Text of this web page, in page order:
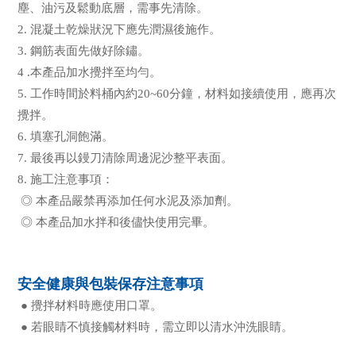
塵、油污及鬆動底層，需事先清除。
2. 混凝土乾燥狀況下應先潤濕後施作。
3. 鋼筋表面先做好除鏽。
4 .本產品加水攪拌至均勻。
5. 工作時間於料桶內約20~60分鐘，材料如接續使用，應再次
攪拌。
6. 填塞孔洞飽滿。
7. 最後再以鏝刀清除周邊泥沙整平表面。
8. 施工注意事項：
◎ 本產品嚴禁再添加任何水泥及添加劑。
◎ 本產品加水拌和後儘快使用完畢。
安全健康與包裝保存注意事項
● 攪拌材料時應使用口罩。
 ● 若眼睛不慎接觸材料時，需立即以清水沖洗眼睛。